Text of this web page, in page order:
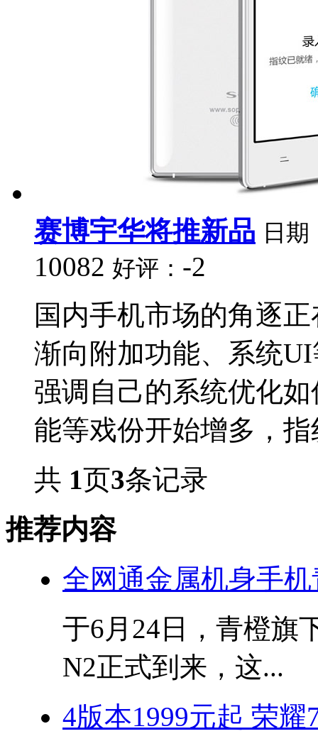
赛博宇华将推新品 日期
10082 好评： -2
国内手机市场的角逐
渐向附加功能、系统
强调自己的系统优化
能等戏份开始增多，指
共 1页3条记录
推荐内容
全网通金属机身手
于6月24日，青橙旗
N2正式到来，这...
4版本1999元起 荣耀